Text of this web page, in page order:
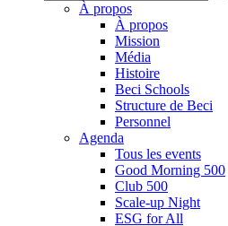
À propos
À propos
Mission
Média
Histoire
Beci Schools
Structure de Beci
Personnel
Agenda
Tous les events
Good Morning 500
Club 500
Scale-up Night
ESG for All